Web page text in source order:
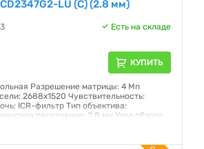
LU (C) (2.8 мм)
Есть на складе
КУПИТЬ
Разрешение матрицы: 4 Мп
2688х1520 Чувствительность:
ICR-фильтр Тип объектива:
расстояние: 2.8 мм Угол обзора